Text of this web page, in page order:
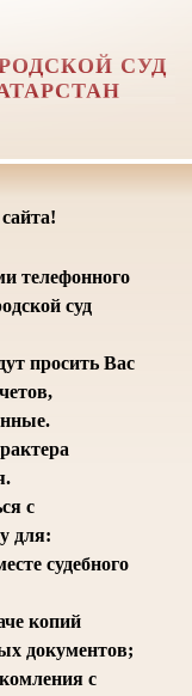
СУД
телефонного
суд
просить Вас
с
для:
судебного
копий
документов;
с